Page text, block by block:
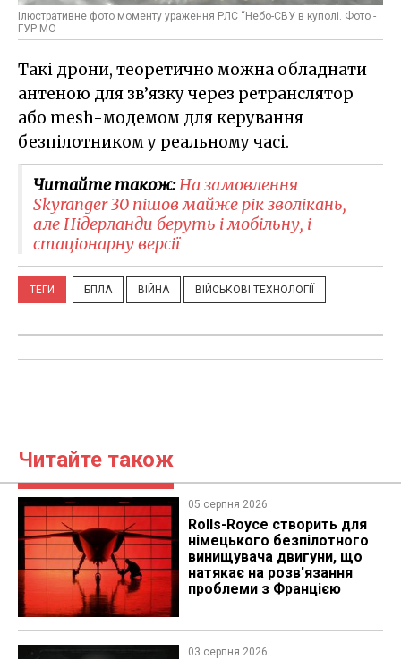
Ілюстративне фото моменту ураження РЛС “Небо-СВУ в куполі. Фото -
ГУР МО
Такі дрони, теоретично можна обладнати
антеною для зв’язку через ретранслятор
або mesh-модемом для керування
безпілотником у реальному часі.
Читайте також:На замовлення
Skyranger 30 пішов майже рік зволікань,
але Нідерланди беруть і мобільну, і
стаціонарну версії
ТЕГИ БПЛА ВІЙНА ВІЙСЬКОВІ ТЕХНОЛОГІЇ
Читайте також
05 серпня 2026
Rolls-Royce створить для
німецького безпілотного
винищувача двигуни, що
натякає на розв'язання
проблеми з Францією
03 серпня 2026